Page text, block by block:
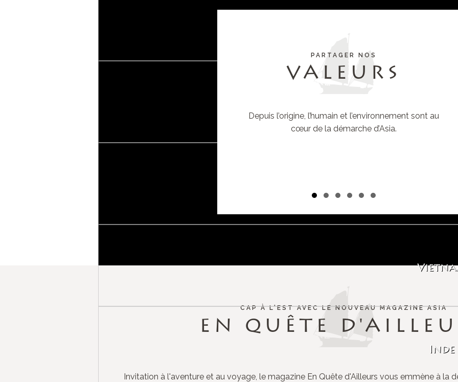
Inde
PARTAGER NOS
VALEURS
Depuis l’origine, l’humain et l’environnement sont au
cœur de la démarche d’Asia.
D’ASIE
nous enrichit, nous souhaitons vous faire découvrir
des cultures et des traditions aux antipodes de nos
repères occidentaux.
CAP À L'EST AVEC LE NOUVEAU MAGAZINE ASIA
EN QUÊTE
Invitation à l'aventure et au voyage, le magazine En Quête d'Ailleurs vous emmène à la